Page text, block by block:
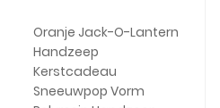
Oranje Jack-O-Lantern
Handzeep
Kerstcadeau
Sneeuwpop Vorm